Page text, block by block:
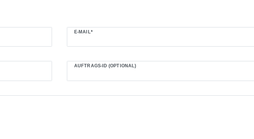
E-MAIL*
AUFTRAGS-ID (OPTIONAL)